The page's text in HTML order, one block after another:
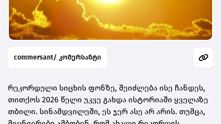
commersant/ კომერსანტი
რეკორდული სიცხის ფონზე, შეიძლება ისე ჩანდეს,
თითქოს 2026 წელი უკვე გახდა ისტორიაში ყველაზე
თბილი. სინამდვილეში, ეს ჯერ ასე არ არის. თუმცა,